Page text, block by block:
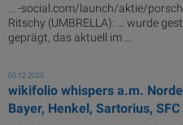
... -social.com/launch/aktie/
Ritschy (UMBRELLA): ... wurde
geprägt, das aktuell im ...
03.12.2025
wikifolio whispers a.m.
Bayer, Henkel, Sartorius, SFC